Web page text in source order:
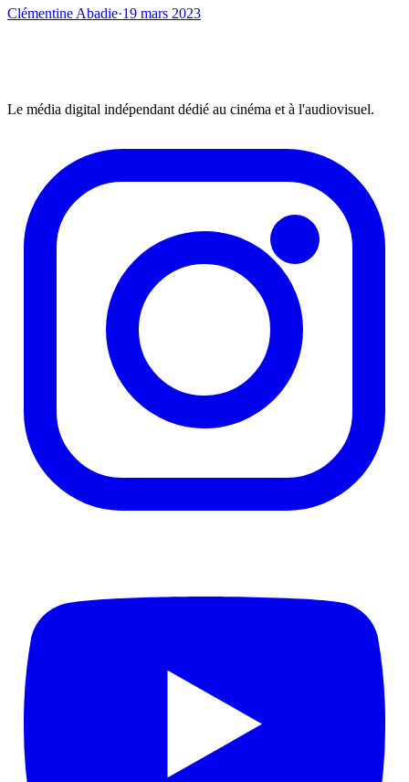
Clémentine Abadie·19 mars 2023
Le média digital indépendant dédié au cinéma et à l'audiovisuel.